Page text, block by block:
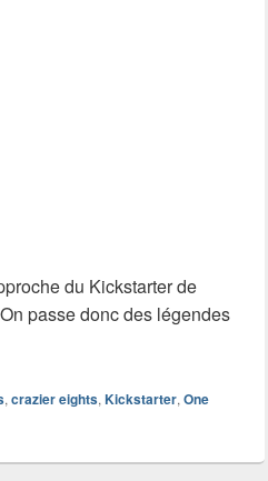
du Kickstarter de
passe donc des légendes
, crazier eights, Kickstarter, One